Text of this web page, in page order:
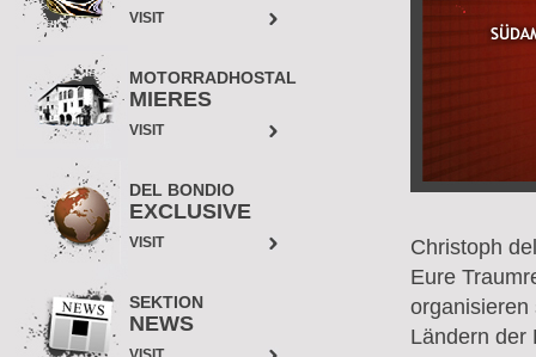
VISIT
MOTORRADHOSTAL
MIERES
VISIT
DEL BONDIO
EXCLUSIVE
VISIT
SEKTION
NEWS
Christoph
Eure
organisieren
Ländern der